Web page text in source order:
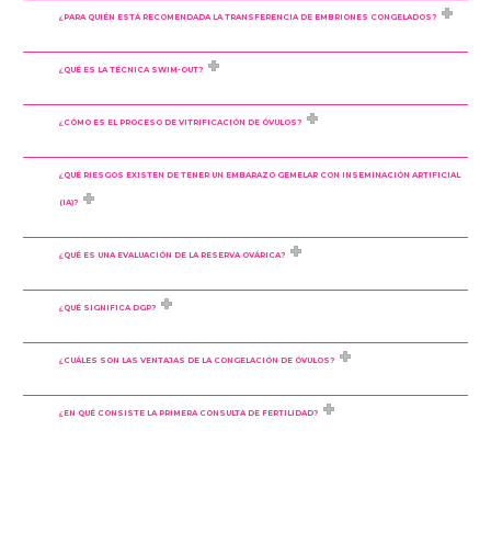
¿PARA QUIÉN ESTÁ RECOMENDADA LA TRANSFERENCIA DE EMBRIONES CONGELADOS?
¿QUÉ ES LA TÉCNICA SWIM-OUT?
¿CÓMO ES EL PROCESO DE VITRIFICACIÓN DE ÓVULOS?
¿QUÉ RIESGOS EXISTEN DE TENER UN EMBARAZO GEMELAR CON INSEMINACIÓN ARTIFICIAL
(IA)?
¿QUÉ ES UNA EVALUACIÓN DE LA RESERVA OVÁRICA?
¿QUÉ SIGNIFICA DGP?
¿CUÁLES SON LAS VENTAJAS DE LA CONGELACIÓN DE ÓVULOS?
¿EN QUÉ CONSISTE LA PRIMERA CONSULTA DE FERTILIDAD?